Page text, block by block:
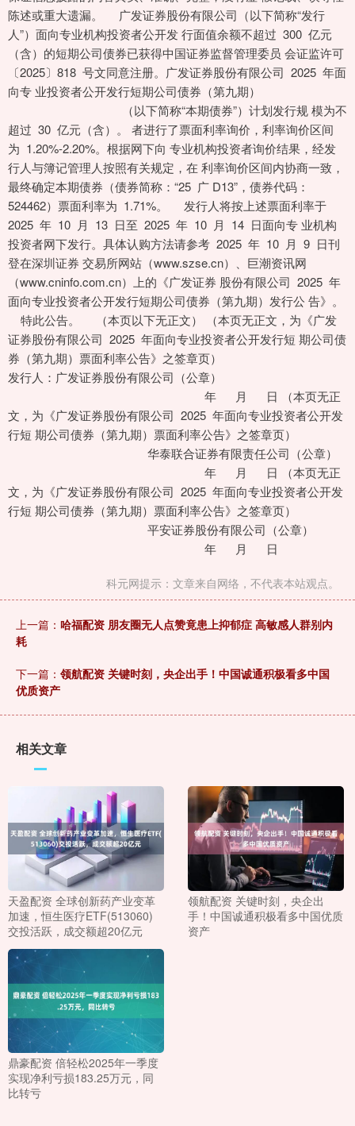
陈述或重大遗漏。 广发证券股份有限公司（以下简称“发行
人”）面向专业机构投资者公开发 行面值余额不超过 300 亿元
（含）的短期公司债券已获得中国证券监督管理委员 会证监许可
〔2025〕818 号文同意注册。广发证券股份有限公司 2025 年面
向专 业投资者公开发行短期公司债券（第九期）
（以下简称“本期债券”）计划发行规 模为不
超过 30 亿元（含）。 者进行了票面利率询价，利率询价区间
为 1.20%-2.20%。根据网下向 专业机构投资者询价结果，经发
行人与簿记管理人按照有关规定，在 利率询价区间内协商一致，
最终确定本期债券（债券简称：“25 广 D13”，债券代码：
524462）票面利率为 1.71%。 发行人将按上述票面利率于
2025 年 10 月 13 日至 2025 年 10 月 14 日面向专 业机构
投资者网下发行。具体认购方法请参考 2025 年 10 月 9 日刊
登在深圳证券 交易所网站（www.szse.cn）、巨潮资讯网
（www.cninfo.com.cn）上的《广发证券 股份有限公司 2025 年
面向专业投资者公开发行短期公司债券（第九期）发行公 告》。
特此公告。 （本页以下无正文） （本页无正文，为《广发
证券股份有限公司 2025 年面向专业投资者公开发行短 期公司债
券（第九期）票面利率公告》之签章页）
发行人：广发证券股份有限公司（公章）
年 月 日 （本页无正
文，为《广发证券股份有限公司 2025 年面向专业投资者公开发
行短 期公司债券（第九期）票面利率公告》之签章页）
华泰联合证券有限责任公司（公章）
年 月 日 （本页无正
文，为《广发证券股份有限公司 2025 年面向专业投资者公开发
行短 期公司债券（第九期）票面利率公告》之签章页）
平安证券股份有限公司（公章）
年 月 日
科元网提示：文章来自网络，不代表本站观点。
上一篇： 哈福配资 朋友圈无人点赞竟患上抑郁症 高敏感人群别内
耗
下一篇： 领航配资 关键时刻，央企出手！中国诚通积极看多中国
优质资产
相关文章
天盈配资 全球创新药产业变革
加速，恒生医疗ETF(513060)
交投活跃，成交额超20亿元
领航配资 关键时刻，央企出
手！中国诚通积极看多中国优质
资产
鼎豪配资 倍轻松2025年一季度
实现净利亏损183.25万元，同
比转亏